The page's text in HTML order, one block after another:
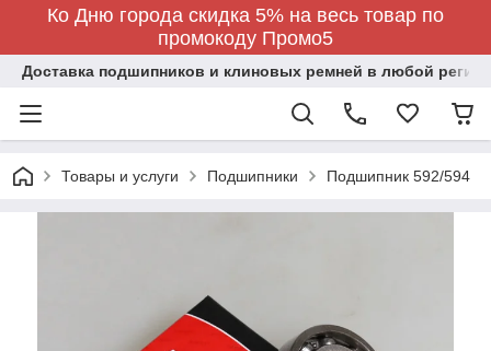
Ко Дню города скидка 5% на весь товар по
промокоду Промо5
Доставка подшипников и клиновых ремней в любой регион
Товары и услуги Подшипники Подшипник 592/594